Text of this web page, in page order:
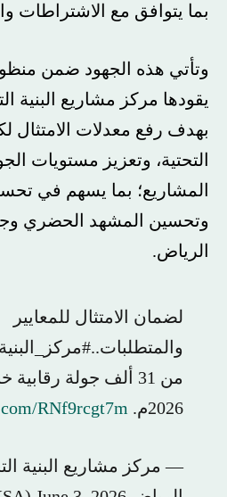
بما يتوافق مع الاشتراطات
وتأتي هذه الجهود ضمن
يقودها مركز مشاريع البنية
بهدف رفع معدلات الامتثال
التحتية، وتعزيز مستويات
المشاريع؛ بما يسهم في
وتحسين المشهد الحضري
الرياض.
لضمان الامتثال للمعايير
من 31 ألف جولة
2026م.
RNf9rcgt7m
— مركز مشاريع البنية